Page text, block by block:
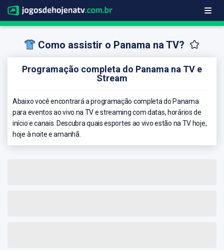
Como assistir o Panama na TV?
Programação completa do Panama na TV e
Stream
Abaixo você encontrará a programação completa do Panama
para eventos ao vivo na TV e streaming com datas, horários de
início e canais. Descubra quais esportes ao vivo estão na TV hoje,
hoje à noite e amanhã.